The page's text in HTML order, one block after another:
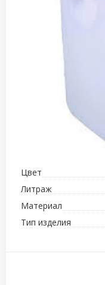
Цвет
Литраж
Материал
Тип изделия